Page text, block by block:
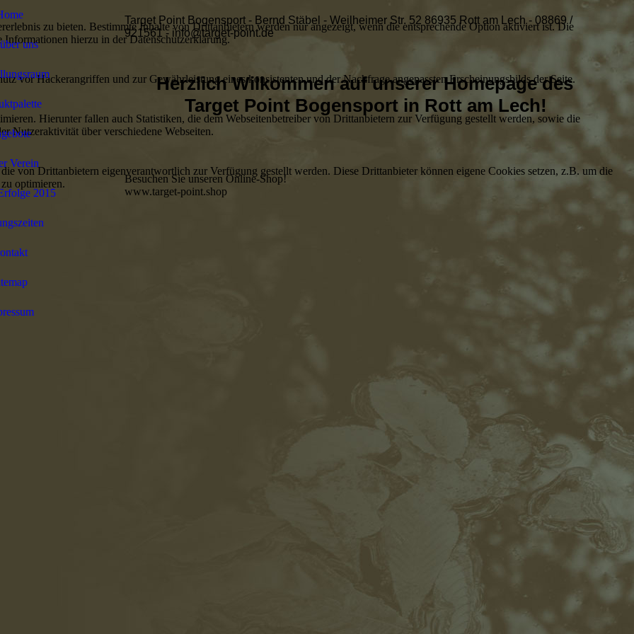
uns
Verein
2015
Target Point Bogensport - Bernd Stäbel - Weilheimer Str. 52 86935 Rott am Lech - 08869 /
921561 - info@target-point.de
Herzlich Wilkommen auf unserer Homepage des
Target Point Bogensport in Rott am Lech!
Besuchen Sie unseren Online-Shop!
www.target-point.shop
zu bieten. Bestimmte Inhalte von Drittanbietern werden nur angezeigt, wenn die entsprechende Option aktiviert ist. Die
hierzu in der Datenschutzerklärung.
vor Hackerangriffen und zur Gewährleistung eines konsistenten und der Nachfrage angepassten Erscheinungsbilds der Seite.
Hierunter fallen auch Statistiken, die dem Webseitenbetreiber von Drittanbietern zur Verfügung gestellt werden, sowie die
Nutzeraktivität über verschiedene Webseiten.
von Drittanbietern eigenverantwortlich zur Verfügung gestellt werden. Diese Drittanbieter können eigene Cookies setzen, z.B. um die
optimieren.